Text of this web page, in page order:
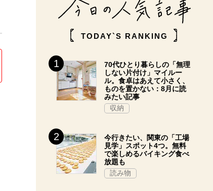
TODAY`S RANKING
70代ひとり暮らしの「無理
しない片付け」マイルー
ル。食卓はあえて小さく、
ものを置かない：8月に読
みたい記事
収納
今行きたい、関東の「工場
見学」スポット4つ。無料
で楽しめるバイキング食べ
放題も
読み物